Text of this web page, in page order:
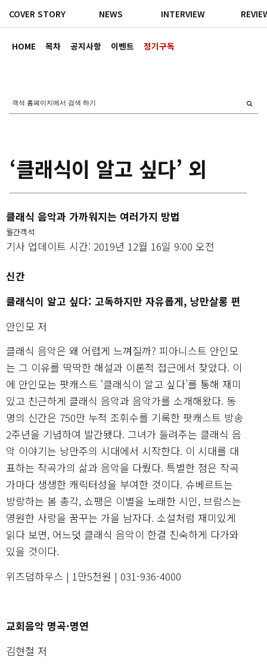
HOME 목차 공지사항 이벤트 정기구독
COVER STORY NEWS INTERVIEW
‘클래식이 알고 싶다’ 외
클래식 음악과 가까워지는 여러가지 방법
월간객석
기사 업데이트 시간: 2019년 12월 16일 9:00 오전
신간
클래식이 알고 싶다: 고독하지만 자유롭게, 낭만살롱 편
안인모 저
클래식 음악은 왜 어렵게 느껴질까? 피아니스트 안인모
는 그 이유를 딱딱한 해설과 이론적 접근에서 찾았다. 이
에 안인모는 팟캐스트 ‘클래식이 알고 싶다’를 통해 재미
있고 친근하게 클래식 음악과 음악가를 소개해왔다. 동
명의 신간은 750만 누적 조휘수를 기록한 팟캐스트 방송
2주년을 기념하여 발간됐다. 그녀가 들려주는 클래식 음
악 이야기는 낭만주의 시대에서 시작한다. 이 시대를 대
표하는 작곡가의 삶과 음악을 다뤘다. 특별한 점은 작곡
가마다 생생한 캐릭터성을 부여한 것이다. 슈베르트는
방랑하는 봄 총각, 쇼팽은 이별을 노래한 시인, 브람스는
영원한 사랑을 꿈꾸는 가을 남자다. 소설처럼 재미있게
읽다 보면, 어느덧 클래식 음악이 한결 친숙하게 다가와
있을 것이다.
위즈덤하우스 | 1만5천원 | 031-936-4000
교회음악 명곡·명연
김현철 저